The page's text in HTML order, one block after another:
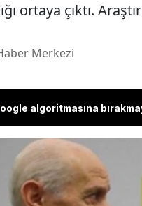
ortaya çıktı.
Merkezi
algoritmasına